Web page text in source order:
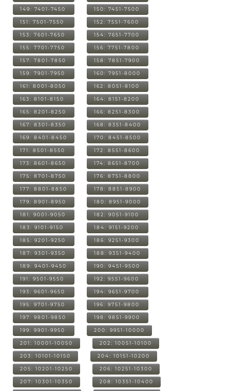
149: 7401-7450 150: 7451-7500
151: 7501-7550 152: 7551-7600
153: 7601-7650 154: 7651-7700
155: 7701-7750 156: 7751-7800
157: 7801-7850 158: 7851-7900
159: 7901-7950 160: 7951-8000
161: 8001-8050 162: 8051-8100
163: 8101-8150 164: 8151-8200
165: 8201-8250 166: 8251-8300
167: 8301-8350 168: 8351-8400
169: 8401-8450 170: 8451-8500
171: 8501-8550 172: 8551-8600
173: 8601-8650 174: 8651-8700
175: 8701-8750 176: 8751-8800
177: 8801-8850 178: 8851-8900
179: 8901-8950 180: 8951-9000
181: 9001-9050 182: 9051-9100
183: 9101-9150 184: 9151-9200
185: 9201-9250 186: 9251-9300
187: 9301-9350 188: 9351-9400
189: 9401-9450 190: 9451-9500
191: 9501-9550 192: 9551-9600
193: 9601-9650 194: 9651-9700
195: 9701-9750 196: 9751-9800
197: 9801-9850 198: 9851-9900
199: 9901-9950 200: 9951-10000
201: 10001-10050 202: 10051-10100
203: 10101-10150 204: 10151-10200
205: 10201-10250 206: 10251-10300
207: 10301-10350 208: 10351-10400